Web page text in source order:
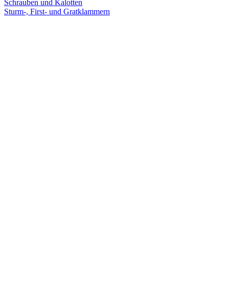
Schrauben und Kalotten
Sturm-, First- und Gratklammern